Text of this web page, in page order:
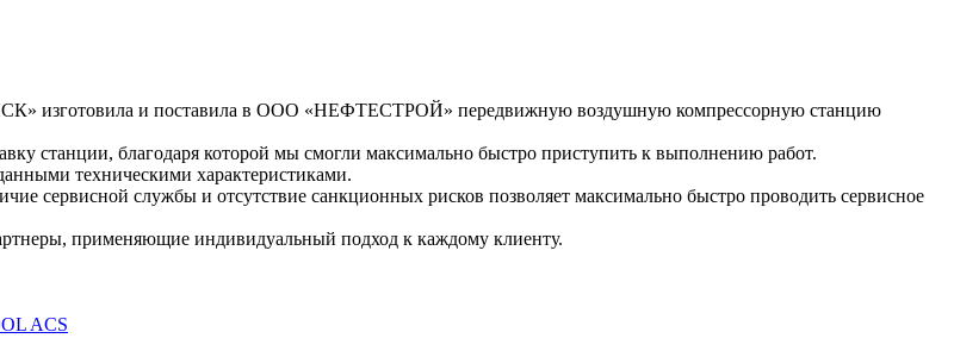
изготовила и поставила в ООО «НЕФТЕСТРОЙ» передвижную воздушную компрессорную станцию
станции, благодаря которой мы смогли максимально быстро приступить к выполнению работ.
техническими характеристиками.
сервисной службы и отсутствие санкционных рисков позволяет максимально быстро проводить сервисное
применяющие индивидуальный подход к каждому клиенту.
ACS